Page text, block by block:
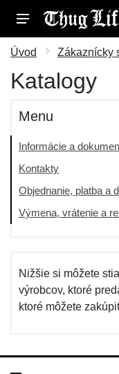
Úvod Zákaznícky
Katalogy
Menu
Informácie a
Kontakty
Objednanie, platba a
Výmena, vrátenie a
Nižšie si môžete
výrobcov, ktoré
ktoré môžete